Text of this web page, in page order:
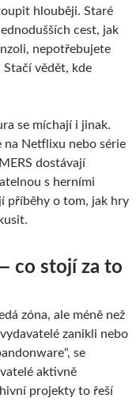
hlouběji. Staré
cest, jak
nepotřebujete
Stačí vědět, kde
se míchají i jinak.
na Netflixu nebo série
dostávají
s herními
příběhy o tom, jak hry
co stojí za to
zóna, ale méně než
zanikli nebo
se
aktivně
projekty to řeší